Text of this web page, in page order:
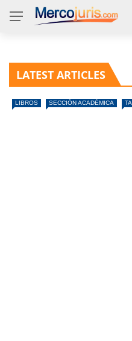
LATEST ARTICLES
LIBROS SECCIÓN ACADÉMICA